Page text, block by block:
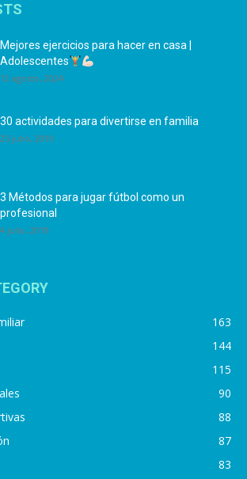
Mejores ejercicios para hacer en casa |
Adolescentes
12 agosto, 2024
30 actividades para divertirse en familia
25 julio, 2019
3 Métodos para jugar fútbol como un
profesional
4 julio, 2019
163
144
115
90
88
87
83